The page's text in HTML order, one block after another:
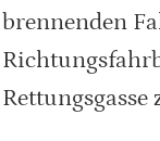
brennenden